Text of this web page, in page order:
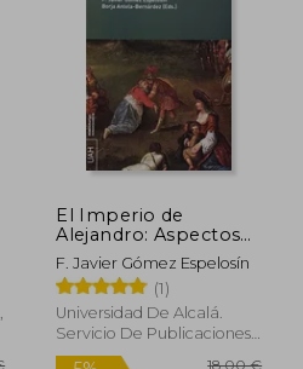
dcto.
El Imperio de
Alejandro: Aspectos
Geográficos e
Historiográficos
(Monografías
Humanidades, Band
64)
F. Javier Gómez Espelosín
(1)
Universidad De Alcalá.
Servicio De Publicaciones,
2016, 1 Edición, Tapa